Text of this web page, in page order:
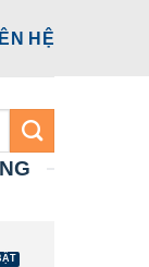
HỆ